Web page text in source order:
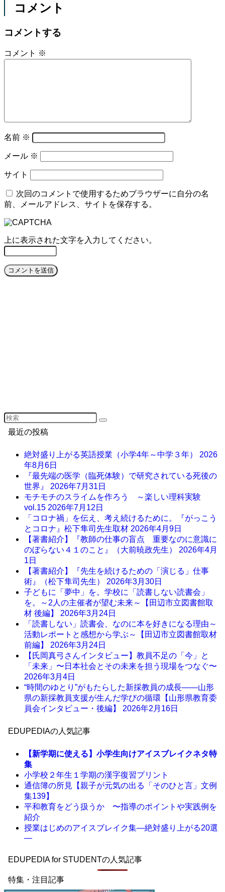
コメント
コメントする
コメント ※
名前 ※
メール ※
サイト
次回のコメントで使用するためブラウザーに自分の名
前、メールアドレス、サイトを保存する。
上に表示された文字を入力してください。
最近の投稿
絶対盛り上がる英語授業（小学4年～中学３年） 2026
年8月6日
『最先端の医学（臨死体験）で研究されている死後の
世界』 2026年7月31日
モチモチのスライムを作ろう ～楽しい理科実験
vol.15 2026年7月12日
「コロナ禍」を伝え、考え続けるために。『がっこう
とコロナ』松下隼司先生取材 2026年4月9日
【著書紹介】『教師の仕事の盲点 重要なのに意識に
のぼらない４１のこと』（大前暁政先生） 2026年4月
1日
【著書紹介】『先生を続けるための「演じる」仕事
術』（松下隼司先生） 2026年3月30日
子どもに「夢中」を。学校に「読書しない読書会」
を。～2人の主催者が望む未来～【田辺市立図書館取
材 後編】 2026年3月24日
「読書しない」読書会、なのに本を好きになる理由～
活動レポートと感想から学ぶ～【田辺市立図書館取材
前編】 2026年3月24日
【氏岡真弓さんインタビュー】教員不足の「今」と
「未来」〜日本社会とその未来を担う現場をつなぐ〜
2026年3月4日
“時間のゆとり”がもたらした新採教員の成長――山形
県の新採教員支援が生んだ学びの循環【山形県教育委
員会インタビュー・後編】 2026年2月16日
EDUPEDIAの人気記事
【新学期に使える】小学生向けアイスブレイクネタ特
集
小学校２年生１学期の漢字復習プリント
通信簿の所見【親子が元気の出る「そのひと言」文例
集139】
平和教育をどう扱うか 〜指導のポイントや実践例を
紹介
授業はじめのアイスブレイク集―絶対盛り上がる20選
―
EDUPEDIA for STUDENTの人気記事
特集・注目記事